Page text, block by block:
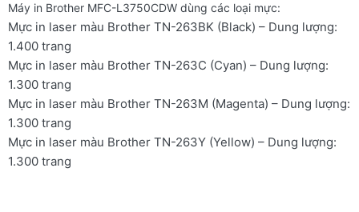
Máy in Brother MFC-L3750CDW dùng các loại mực:
Mực in laser màu Brother TN-263BK (Black) – Dung lượng:
1.400 trang
Mực in laser màu Brother TN-263C (Cyan) – Dung lượng:
1.300 trang
Mực in laser màu Brother TN-263M (Magenta) – Dung lượng:
1.300 trang
Mực in laser màu Brother TN-263Y (Yellow) – Dung lượng:
1.300 trang